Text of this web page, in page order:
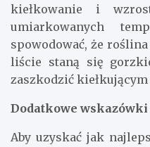
kiełkowanie i
umiarkowanych
spowodować, że
liście staną się
zaszkodzić
Dodatkowe wskazówki
Aby uzyskać jak